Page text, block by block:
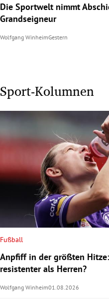
Die Sportwelt nimmt
Grandseigneur
Wolfgang WinheimGestern
Sport-Kolumnen
Fußball
Anpfiff in der größten
resistenter als Herren?
Wolfgang Winheim01.08.2026